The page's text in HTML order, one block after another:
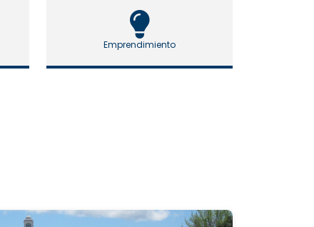
Emprendimiento